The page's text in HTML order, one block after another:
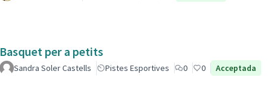
Basquet per a petits
Sandra Soler Castells Pistes Esportives 0 0 Acceptada